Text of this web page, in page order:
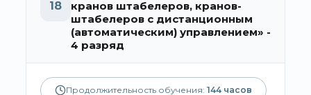
18
кранов штабелеров, кранов-
штабелеров с дистанционным
(автоматическим) управлением» -
4 разряд
Продолжительность обучения: 144 часов